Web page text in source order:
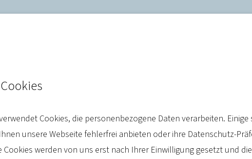
und verbindlicher
Cookies, die personenbezogene Daten verarbeiten.
unsere Webseite fehlerfrei anbieten oder ihre Datenschutz-
Cookies werden von uns erst nach Ihrer Einwilligung gesetzt und